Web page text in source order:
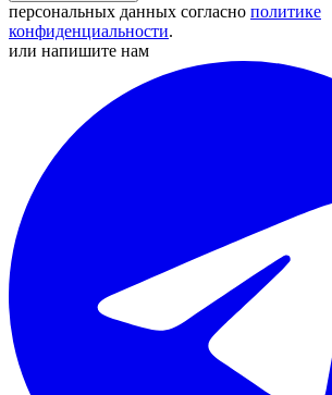
персональных данных согласно политике
конфиденциальности.
или напишите нам